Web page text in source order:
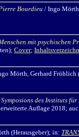
Bourdieu / Ingo Mörth
mit psychischen
Cover;
Mörth, Gerhard Fröhlich
Symposions des Instituts
Auflage 2018;
(Herausgeber); in: